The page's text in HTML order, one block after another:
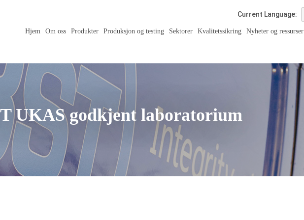
Current Language:
Hjem Om oss Produkter Produksjon og testing Sektorer Kvalitetssikring Nyheter og ressurser
UKAS godkjent laboratorium